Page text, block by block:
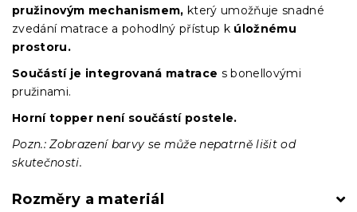
pružinovým mechanismem, který umožňuje snadné
zvedání matrace a pohodlný přístup k úložnému
prostoru.
Součástí je integrovaná matrace s bonellovými
pružinami.
Horní topper není součástí postele.
Pozn.: Zobrazení barvy se může nepatrně lišit od
skutečnosti.
Rozměry a materiál